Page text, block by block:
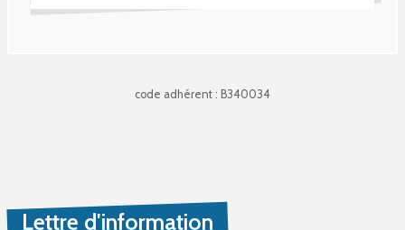
code adhérent : B340034
Lettre d'information